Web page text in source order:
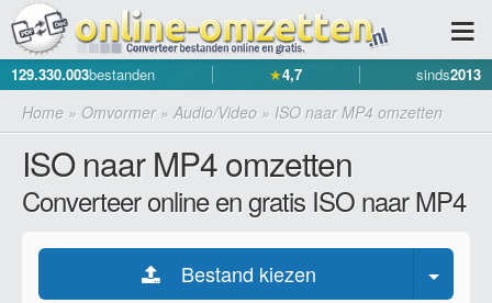
129.330.003bestanden ★4,7 sinds2013
Home » Omvormer» Audio/Video » ISO naar MP4 omzetten
ISO naar MP4 omzetten
Converteer online en gratis ISO naar MP4
Bestand kiezen